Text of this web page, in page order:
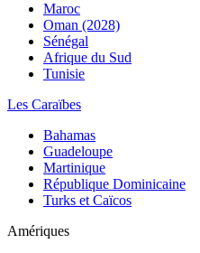
Maroc
Oman (2028)
Sénégal
Afrique du Sud
Tunisie
Les Caraïbes
Bahamas
Guadeloupe
Martinique
République Dominicaine
Turks et Caïcos
Amériques